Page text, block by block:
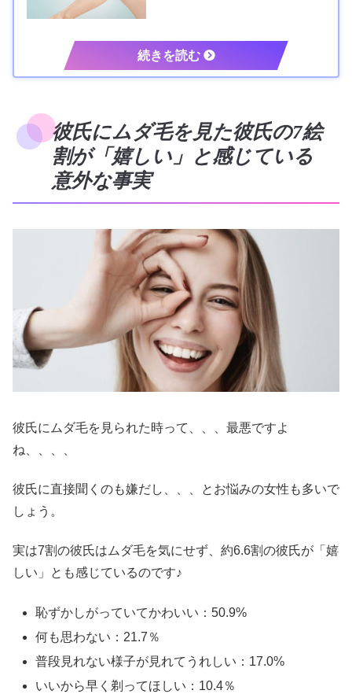
彼氏にムダ毛を見た彼氏の7絵
割が「嬉しい」と感じている
意外な事実
彼氏にムダ毛を見られた時って、、、最悪ですよ
ね、、、、
彼氏に直接聞くのも嫌だし、、、とお悩みの女性も多いで
しょう。
実は7割の彼氏はムダ毛を気にせず、約6.6割の彼氏が「嬉
しい」とも感じているのです♪
恥ずかしがっていてかわいい：50.9%
何も思わない：21.7％
普段見れない様子が見れてうれしい：17.0%
いいから早く剃ってほしい：10.4％